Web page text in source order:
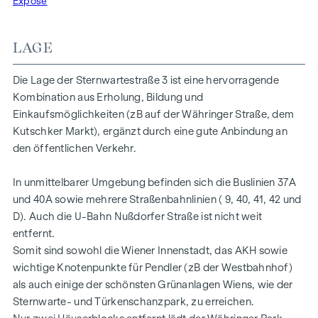
weiteres Badezimmer mit Toilette und ein hofseitiges
Die Wohnung ist nach Osten und nach Westen ausgerichtet
und bietet somit eine optimale Lichtsituation.
AUSSTATTUNGSHIGHLIGHTS
Warmwasseraufbereitung
- Photovoltaikanlage zur Warmwasseraufbereitung sowie
für die Beleuchtung der Allgemeinteile
- Wärmedämmung der Hoffassade
- Smart Home-System
- Klimaanlage
LAGE
Die Lage der Sternwartestraße 3 ist eine hervorragende
Kombination aus Erholung, Bildung und
Einkaufsmöglichkeiten (zB auf der Währinger Straße, dem
Kutschker Markt), ergänzt durch eine gute Anbindung an
den öffentlichen Verkehr.
In unmittelbarer Umgebung befinden sich die Buslinien 37A
und 40A sowie mehrere Straßenbahnlinien ( 9, 40, 41, 42 und
D). Auch die U-Bahn Nußdorfer Straße ist nicht weit
entfernt.
Somit sind sowohl die Wiener Innenstadt, das AKH sowie
wichtige Knotenpunkte für Pendler (zB der Westbahnhof)
als auch einige der schönsten Grünanlagen Wiens, wie der
Sternwarte- und Türkenschanzpark, zu erreichen.